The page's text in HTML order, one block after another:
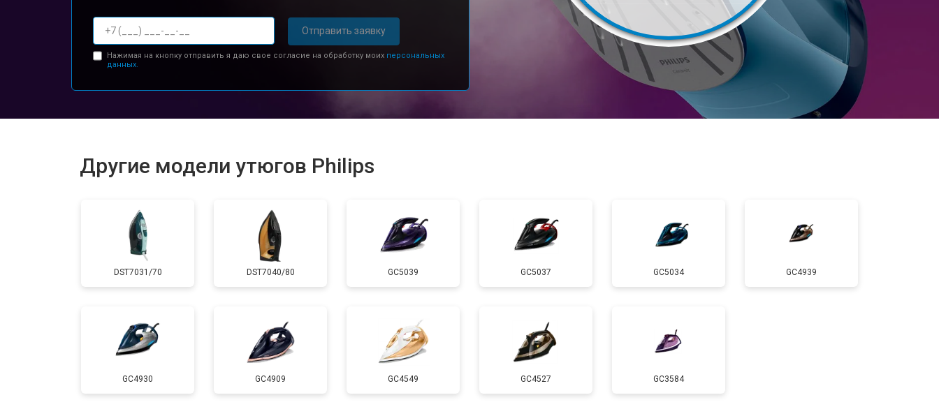
Отправить заявку
Нажимая на кнопку отправить я даю свое согласие на обработку моих персональных
данных.
Другие модели утюгов Philips
DST7031/70 DST7040/80 GC5039 GC5037 GC5034 GC4939
GC4930 GC4909 GC4549 GC4527 GC3584